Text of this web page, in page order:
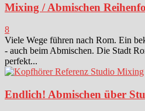
Mixing / Abmischen
8
Viele Wege führen nach Rom. Ein
- auch beim Abmischen. Die Stadt
perfekt...
Endlich! Abmischen über